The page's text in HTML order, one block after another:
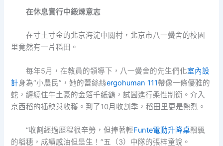
在休息實行中鍛煉意志
在寸土寸金的北京海淀中關村，北京市八一黌舍的校園
里竟然有一片稻田。
每年5月，在教員的領導下，八一黌舍的先生們化室內設
計身為“小農民”，她的蕾絲絲ergohuman 111帶像一條優雅的
蛇，纏繞住牛土豪的金箔千紙鶴，試圖進行柔性制衡。介入
京西稻的插秧與收穫。到了10月收割季，稻田里更是熱烈。
“收割經過歷程很辛勞，但捧著輕Funte電動升降桌飄飄
的稻穗，成績感油但是生！”五（3）中隊的張梓童說。